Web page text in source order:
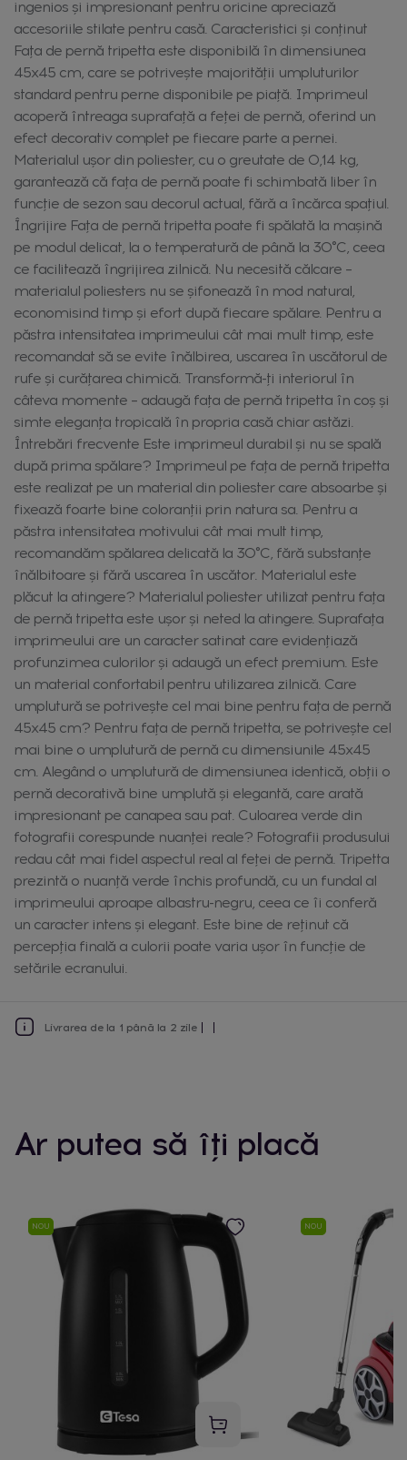
ingenios și impresionant pentru oricine apreciază
accesoriile stilate pentru casă. Caracteristici și conținut
Fața de pernă tripetta este disponibilă în dimensiunea
45x45 cm, care se potrivește majorității umpluturilor
standard pentru perne disponibile pe piață. Imprimeul
acoperă întreaga suprafață a feței de pernă, oferind un
efect decorativ complet pe fiecare parte a pernei.
Materialul ușor din poliester, cu o greutate de 0,14 kg,
garantează că fața de pernă poate fi schimbată liber în
funcție de sezon sau decorul actual, fără a încărca spațiul.
Îngrijire Fața de pernă tripetta poate fi spălată la mașină
pe modul delicat, la o temperatură de până la 30°C, ceea
ce facilitează îngrijirea zilnică. Nu necesită călcare –
materialul poliesters nu se șifonează în mod natural,
economisind timp și efort după fiecare spălare. Pentru a
păstra intensitatea imprimeului cât mai mult timp, este
recomandat să se evite înălbirea, uscarea în uscătorul de
rufe și curățarea chimică. Transformă-ți interiorul în
câteva momente – adaugă fața de pernă tripetta în coș și
simte eleganța tropicală în propria casă chiar astăzi.
Întrebări frecvente Este imprimeul durabil și nu se spală
după prima spălare? Imprimeul pe fața de pernă tripetta
este realizat pe un material din poliester care absoarbe și
fixează foarte bine coloranții prin natura sa. Pentru a
păstra intensitatea motivului cât mai mult timp,
recomandăm spălarea delicată la 30°C, fără substanțe
înălbitoare și fără uscarea în uscător. Materialul este
plăcut la atingere? Materialul poliester utilizat pentru fața
de pernă tripetta este ușor și neted la atingere. Suprafața
imprimeului are un caracter satinat care evidențiază
profunzimea culorilor și adaugă un efect premium. Este
un material confortabil pentru utilizarea zilnică. Care
umplutură se potrivește cel mai bine pentru fața de pernă
45x45 cm? Pentru fața de pernă tripetta, se potrivește cel
mai bine o umplutură de pernă cu dimensiunile 45x45
cm. Alegând o umplutură de dimensiunea identică, obții o
pernă decorativă bine umplută și elegantă, care arată
impresionant pe canapea sau pat. Culoarea verde din
fotografii corespunde nuanței reale? Fotografii produsului
redau cât mai fidel aspectul real al feței de pernă. Tripetta
prezintă o nuanță verde închis profundă, cu un fundal al
imprimeului aproape albastru-negru, ceea ce îi conferă
un caracter intens și elegant. Este bine de reținut că
percepția finală a culorii poate varia ușor în funcție de
setările ecranului.
Livrarea de la 1 până la 2 zile
Ar putea să îți placă
NOU NOU